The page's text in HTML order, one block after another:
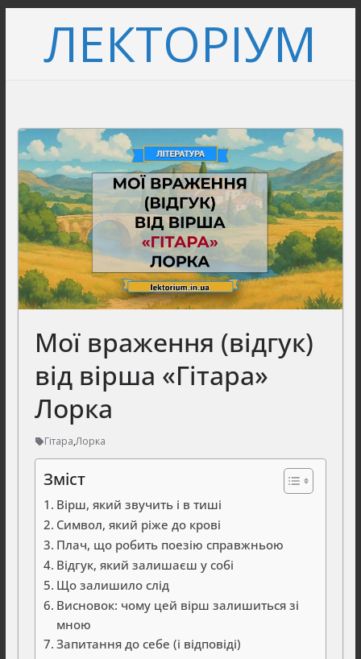
вмістуЛЕКТОРІУМ
Мої враження (відгук)
від вірша «Гітара»
Лорка
Гітара,Лорка
Зміст
Вірш, який звучить і в тиші
Символ, який ріже до крові
Плач, що робить поезію справжньою
Відгук, який залишаєш у собі
Що залишило слід
Висновок: чому цей вірш залишиться зі
мною
Запитання до себе (і відповіді)